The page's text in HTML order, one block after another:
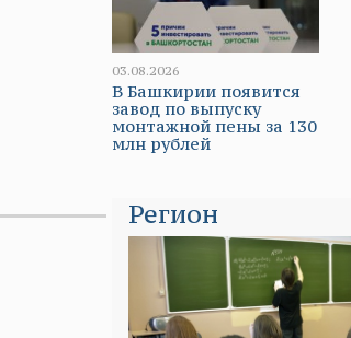
03.08.2026
В Башкирии появится
завод по выпуску
монтажной пены за 130
млн рублей
Регион